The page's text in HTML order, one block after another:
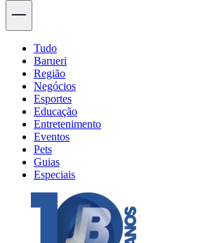
Tudo
Barueri
Região
Negócios
Esportes
Educação
Entretenimento
Eventos
Pets
Guias
Especiais
Explore Tudo
Últimas Notícias
Previsão do Tempo
Trânsito e Rotas